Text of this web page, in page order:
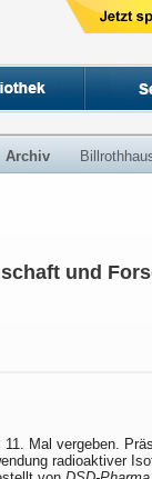
Archiv
und
Mal vergeben.
radioaktiver